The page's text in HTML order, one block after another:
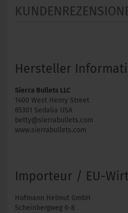
Hersteller
Sierra Bullets LLC
1400 West Henry Street
65301 Sedalia USA
betty@sierrabullets.com
www.sierrabullets.com
Importeur / EU-
Hofmann Helmut GmbH
Scheinbergweg 6-8